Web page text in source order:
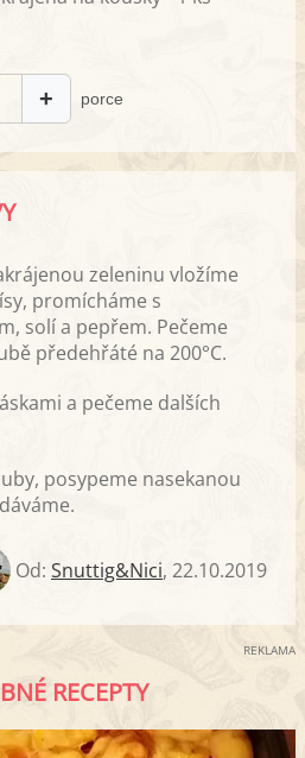
+ porce
zeleninu vložíme
promícháme s
solí a pepřem. Pečeme
předehřáté na 200°C.
a pečeme dalších
posypeme nasekanou
Od: Snuttig&Nici, 22.10.2019
REKLAMA
RECEPTY